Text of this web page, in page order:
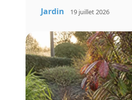
Jardin 19 juillet 2026